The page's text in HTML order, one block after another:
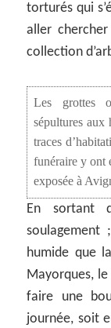
torturés qui
aller
collection
Les grottes
sépultures aux
traces
funéraire y ont
exposée à
En sortant
humide que
Mayorques,
faire une
journée, soit